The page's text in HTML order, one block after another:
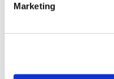
Marketing
February (1)